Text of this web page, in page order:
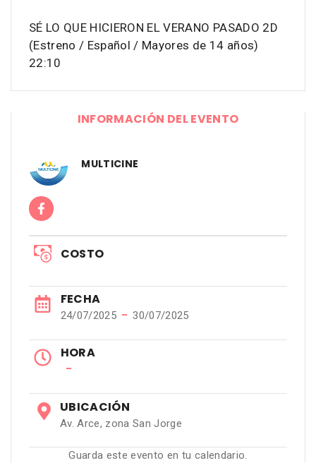
SÉ LO QUE HICIERON EL VERANO PASADO 2D
(Estreno / Español / Mayores de 14 años)
22:10
INFORMACIÓN DEL EVENTO
MULTICINE
COSTO
FECHA
24/07/2025 − 30/07/2025
HORA
−
UBICACIÓN
Av. Arce, zona San Jorge
Guarda este evento en tu calendario.